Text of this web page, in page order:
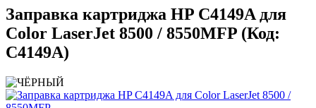
Заправка картриджа HP C4149A для
Color LaserJet 8500 / 8550MFP (Код:
C4149A)